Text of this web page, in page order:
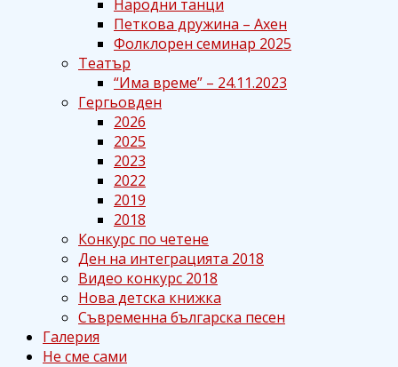
Народни танци
Петкова дружина – Ахен
Фолклорен семинар 2025
Театър
“Има време” – 24.11.2023
Гергьовден
2026
2025
2023
2022
2019
2018
Конкурс по четене
Ден на интеграцията 2018
Видео конкурс 2018
Нова детска книжка
Съвременна българска песен
Галерия
Не сме сами